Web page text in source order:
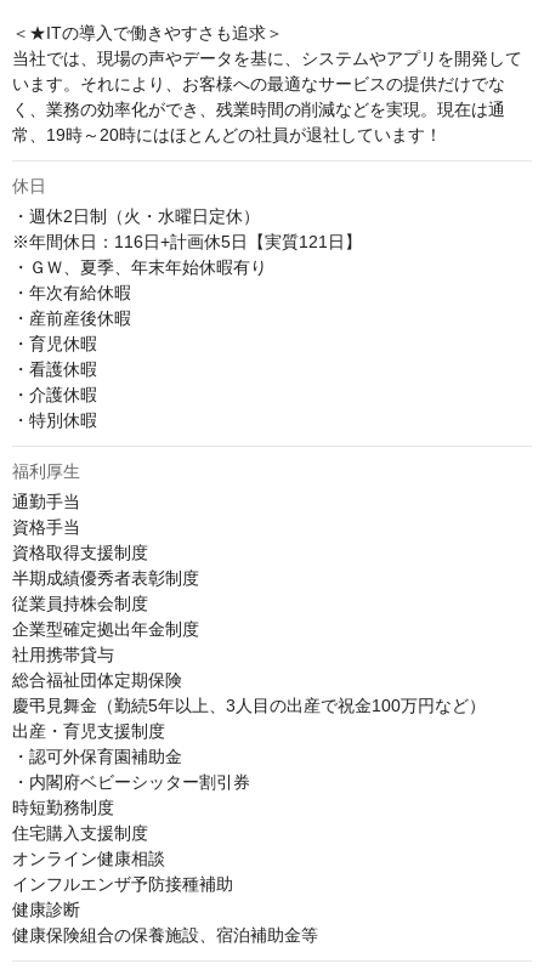
＜★ITの導入で働きやすさも追求＞
当社では、現場の声やデータを基に、システムやアプリを開発して
います。それにより、お客様への最適なサービスの提供だけでな
く、業務の効率化ができ、残業時間の削減などを実現。現在は通
常、19時～20時にはほとんどの社員が退社しています！
休日
・週休2日制（火・水曜日定休）
※年間休日：116日+計画休5日【実質121日】
・ＧＷ、夏季、年末年始休暇有り
・年次有給休暇
・産前産後休暇
・育児休暇
・看護休暇
・介護休暇
・特別休暇
福利厚生
通勤手当
資格手当
資格取得支援制度
半期成績優秀者表彰制度
従業員持株会制度
企業型確定拠出年金制度
社用携帯貸与
総合福祉団体定期保険
慶弔見舞金（勤続5年以上、3人目の出産で祝金100万円など）
出産・育児支援制度
・認可外保育園補助金
・内閣府ベビーシッター割引券
時短勤務制度
住宅購入支援制度
オンライン健康相談
インフルエンザ予防接種補助
健康診断
健康保険組合の保養施設、宿泊補助金等